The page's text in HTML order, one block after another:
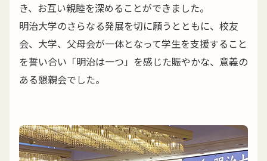
き、お互い親睦を深めることができました。
明治大学のさらなる発展を切に願うとともに、校友
会、大学、父母会が一体となって学生を支援すること
を誓い合い「明治は一つ」を感じた賑やかな、意義の
ある懇親会でした。